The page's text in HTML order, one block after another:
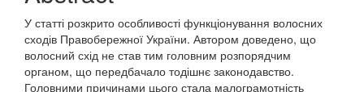
У статті розкрито особливості функціонування волосних
сходів Правобережної України. Автором доведено, що
волосний схід не став тим головним розпорядчим
органом, що передбачало тодішнє законодавство.
Головними причинами цього стала малограмотність